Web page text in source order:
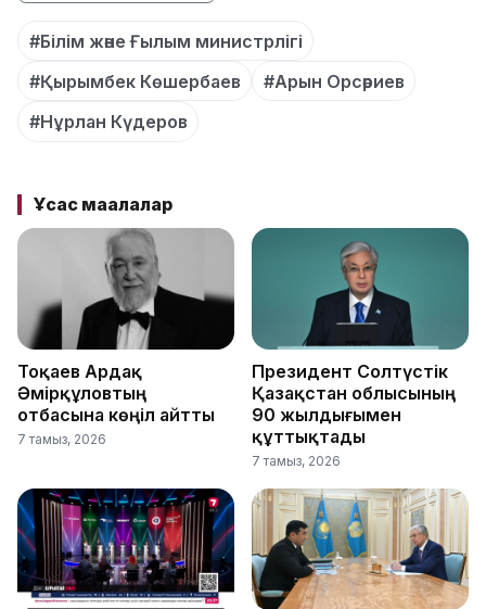
#Білім және Ғылым министрлігі
#Қырымбек Көшербаев
#Арын Орсәриев
#Нұрлан Күдеров
Ұқсас мақалалар
Тоқаев Ардақ
Әмірқұловтың
отбасына көңіл айтты
7 тамыз, 2026
Президент Солтүстік
Қазақстан облысының
90 жылдығымен
құттықтады
7 тамыз, 2026